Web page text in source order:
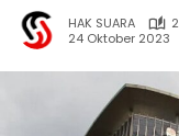
HAK SUARA
24 Oktober 2023